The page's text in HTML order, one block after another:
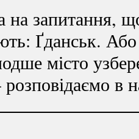
запитання,
Ґданськ.
місто
в